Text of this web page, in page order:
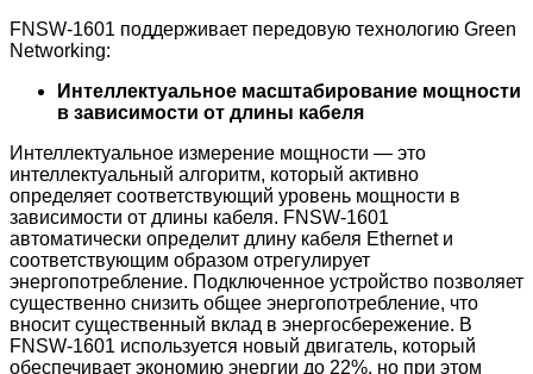
FNSW-1601 поддерживает передовую технологию Green
Networking:
Интеллектуальное масштабирование мощности
в зависимости от длины кабеля
Интеллектуальное измерение мощности — это
интеллектуальный алгоритм, который активно
определяет соответствующий уровень мощности в
зависимости от длины кабеля. FNSW-1601
автоматически определит длину кабеля Ethernet и
соответствующим образом отрегулирует
энергопотребление. Подключенное устройство позволяет
существенно снизить общее энергопотребление, что
вносит существенный вклад в энергосбережение. В
FNSW-1601 используется новый двигатель, который
обеспечивает экономию энергии до 22%, но при этом